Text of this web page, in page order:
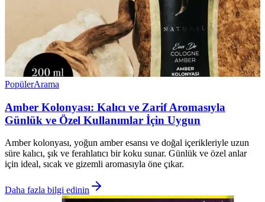
PopülerArama
Amber Kolonyası: Kalıcı ve Zarif Aromasıyla
Günlük ve Özel Kullanımlar İçin Uygun
Amber kolonyası, yoğun amber esansı ve doğal içerikleriyle uzun
süre kalıcı, şık ve ferahlatıcı bir koku sunar. Günlük ve özel anlar
için ideal, sıcak ve gizemli aromasıyla öne çıkar.
Daha fazla bilgi edinin